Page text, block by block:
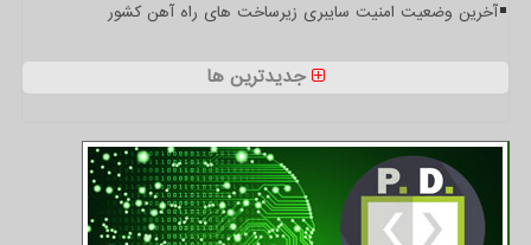
آخرین وضعیت امنیت سایبری زیرساخت های راه آهن کشور
جدیدترین ها